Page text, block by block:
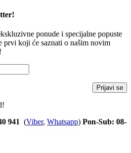
ponude i specijalne popuste
prvi koji će saznati o našim novim
941 (Viber, Whatsapp) Pon-Sub: 08-